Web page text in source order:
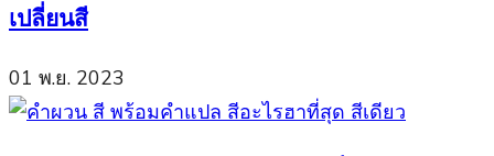
เปลี่ยนสี
01 พ.ย. 2023